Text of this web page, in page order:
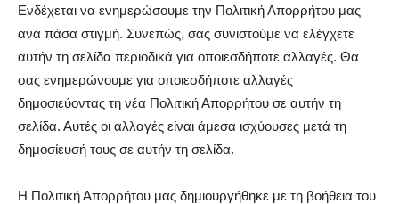
Ενδέχεται να ενημερώσουμε την Πολιτική Απορρήτου μας
ανά πάσα στιγμή. Συνεπώς, σας συνιστούμε να ελέγχετε
αυτήν τη σελίδα περιοδικά για οποιεσδήποτε αλλαγές. Θα
σας ενημερώνουμε για οποιεσδήποτε αλλαγές
δημοσιεύοντας τη νέα Πολιτική Απορρήτου σε αυτήν τη
σελίδα. Αυτές οι αλλαγές είναι άμεσα ισχύουσες μετά τη
δημοσίευσή τους σε αυτήν τη σελίδα.
Η Πολιτική Απορρήτου μας δημιουργήθηκε με τη βοήθεια του